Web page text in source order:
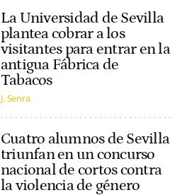
La Universidad de Sevilla
plantea cobrar a los
visitantes para entrar en la
antigua Fábrica de
Tabacos
J. Senra
Cuatro alumnos de Sevilla
triunfan en un concurso
nacional de cortos contra
la violencia de género